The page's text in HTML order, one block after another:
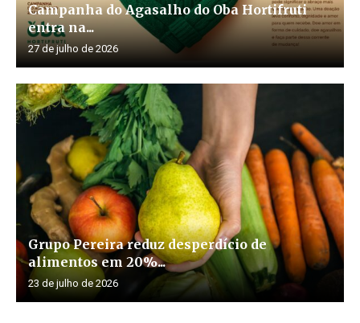
Campanha do Agasalho do Oba Hortifruti
entra na...
27 de julho de 2026
Grupo Pereira reduz desperdício de
alimentos em 20%...
23 de julho de 2026